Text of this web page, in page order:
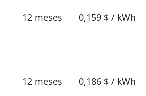
12 meses 0,159 $ / kWh
12 meses 0,186 $ / kWh